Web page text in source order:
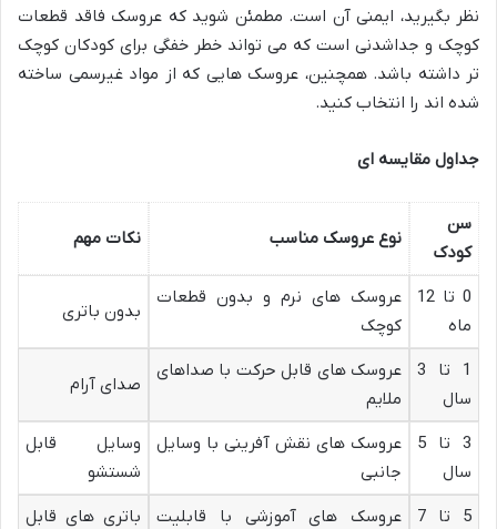
نظر بگیرید، ایمنی آن است. مطمئن شوید که عروسک فاقد قطعات
کوچک و جداشدنی است که می تواند خطر خفگی برای کودکان کوچک
تر داشته باشد. همچنین، عروسک هایی که از مواد غیرسمی ساخته
شده اند را انتخاب کنید.
جداول مقایسه ای
سن
کودک
نوع عروسک مناسب نکات مهم
0 تا 12
ماه
عروسک های نرم و بدون قطعات
کوچک
بدون باتری
1 تا 3
سال
عروسک های قابل حرکت با صداهای
ملایم
صدای آرام
3 تا 5
سال
عروسک های نقش آفرینی با وسایل
جانبی
وسایل قابل
شستشو
5 تا 7
عروسک های آموزشی با قابلیت
باتری های قابل